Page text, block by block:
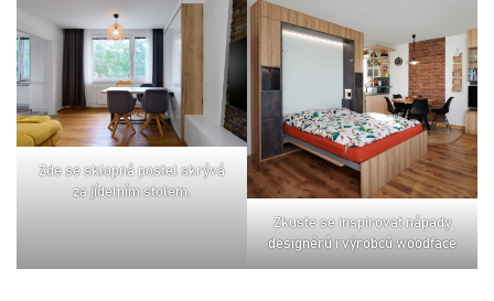
zde se sklopná postel skrývá
za jídelním stolem.
zkuste se inspirovat nápady
designérů i výrobců woodface